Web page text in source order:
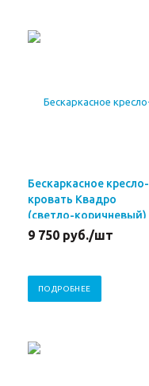
Бескаркасное кресло-
кровать Квадро
(светло-коричневый)
9 750 руб./шт
ПОДРОБНЕЕ